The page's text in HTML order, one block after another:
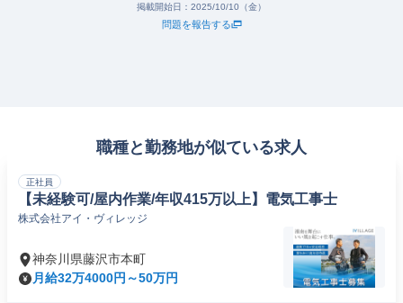
掲載開始日： 2025/10/10（金）
問題を報告する
職種と勤務地が似ている求人
正社員
【未経験可/屋内作業/年収415万以上】電気工事士
株式会社アイ・ヴィレッジ
神奈川県藤沢市本町
月給32万4000円～50万円